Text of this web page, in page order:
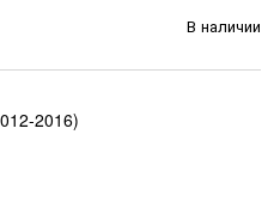
В наличии
2016)